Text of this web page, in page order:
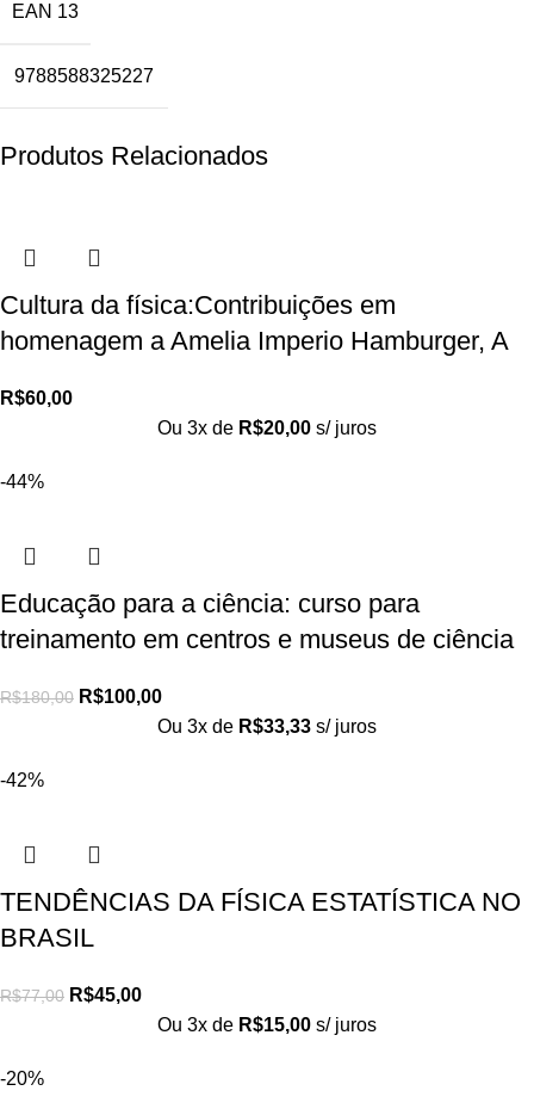
EAN 13
9788588325227
Produtos Relacionados
Cultura da física:Contribuições em
homenagem a Amelia Imperio Hamburger, A
R$60,00
Ou 3x de R$20,00 s/ juros
-44%
Educação para a ciência: curso para
treinamento em centros e museus de ciência
R$180,00 R$100,00
Ou 3x de R$33,33 s/ juros
-42%
TENDÊNCIAS DA FÍSICA ESTATÍSTICA NO
BRASIL
R$77,00 R$45,00
Ou 3x de R$15,00 s/ juros
-20%